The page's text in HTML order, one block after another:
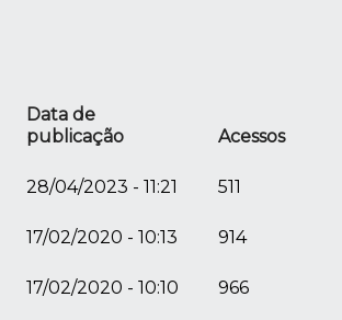
Data de
publicação
Acessos
28/04/2023 - 11:21 511
17/02/2020 - 10:13 914
17/02/2020 - 10:10 966